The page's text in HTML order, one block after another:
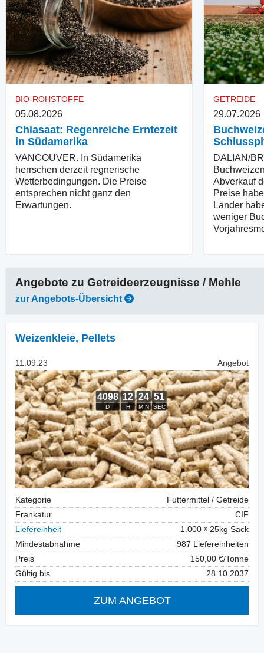
BIO-ROHSTOFFE
05.08.2026
Chiasaat: Regenreiche Erntezeit
in Südamerika
VANCOUVER. In Südamerika
herrschen derzeit regnerische
Wetterbedingungen. Die Preise
entsprechen nicht ganz den
Erwartungen.
GETREIDE
29.07.2026
DALIAN/
Abverkauf
Preise
Länder
weniger
Angebote zu Getreideerzeugnisse / Mehle
zur Angebots-Übersicht
Weizenkleie, Pellets
11.09.23 Angebot
Kategorie
Futtermittel / Getreide
Frankatur
CIF
Liefereinheit
1.000
25kg Sack
Mindestabnahme
987 Liefereinheiten
Preis
150,00 €/Tonne
Gültig bis
28.10.2037
ZUM ANGEBOT